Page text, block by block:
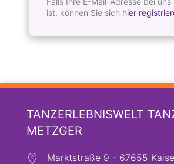
ist, können Sie sich hier
TANZERLEBNISWELT
METZGER
Marktstraße 9 - 67655